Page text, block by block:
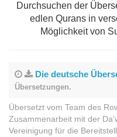
Durchsuchen der
edlen Qurans in
Möglichkeit von
Die deutsche
Übersetzungen.
Übersetzt vom Team des
Zusammenarbeit mit der
Vereinigung für die